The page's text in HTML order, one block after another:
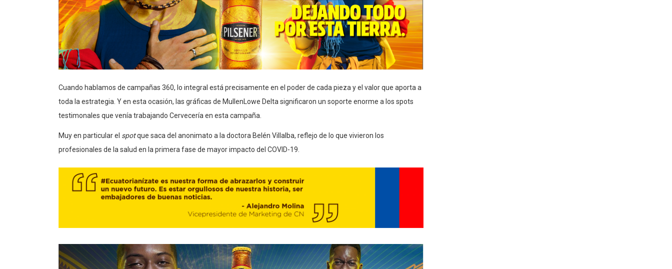
Cuando hablamos de campañas 360, lo integral está precisamente en el poder de cada pieza y el valor que aporta a
toda la estrategia. Y en esta ocasión, las gráficas de MullenLowe Delta significaron un soporte enorme a los spots
testimonales que venía trabajando Cervecería en esta campaña.
Muy en particular el spotque saca del anonimato a la doctora Belén Villalba, reflejo de lo que vivieron los
profesionales de la salud en la primera fase de mayor impacto del COVID-19.